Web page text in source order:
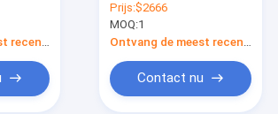
Dynamische muziek
en vrolijke liederen
voor kinderen
Prijs:$2666
MOQ:1
Contact nu